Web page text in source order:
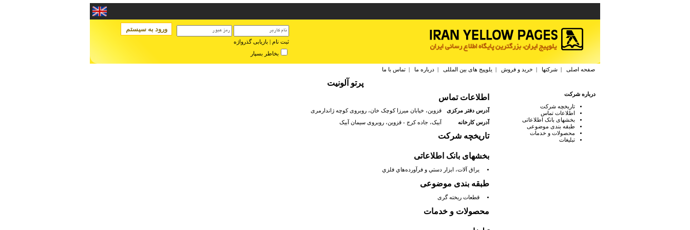
ثبت نام بازیابی گذرواژه
بخاطر بسپار
صفحه اصلی شرکتها خرید و فروش یلوپیج های بین المللی درباره ما تماس با ما
پرتو آلونیت
درباره شرکت
تاریخچه شرکت
اطلاعات تماس
بخشهای بانک اطلاعاتی
طبقه بندی موضوعی
محصولات و خدمات
تبلیغات
اطلاعات تماس
آدرس دفتر مرکزی قزوین، خیابان میرزا کوچک خان، روبروی کوچه ژاندارمری
آدرس کارخانه آبیک، جاده کرج - قزوین، روبروی سیمان آبیک
تاریخچه شرکت
بخشهای بانک اطلاعاتی
يراق آلات، ابزار دستي و فرآورده‌هاي فلزي
طبقه بندی موضوعی
قطعات ریخته گری
محصولات و خدمات